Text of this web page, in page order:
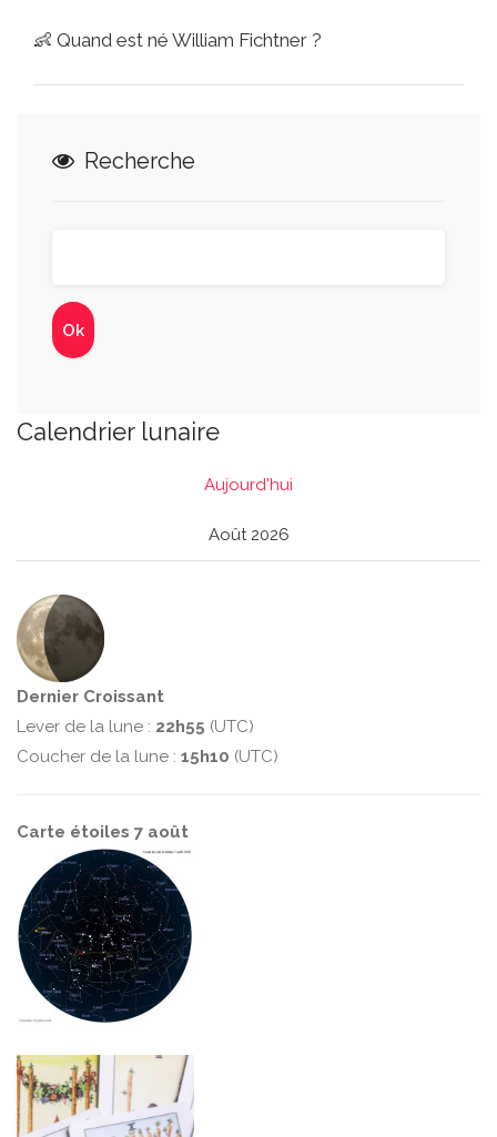
👶 Quand est né William Fichtner ?
Recherche
Calendrier lunaire
Aujourd'hui
Août 2026
Dernier Croissant
Lever de la lune : 22h55 (UTC)
Coucher de la lune : 15h10 (UTC)
Carte étoiles 7 août